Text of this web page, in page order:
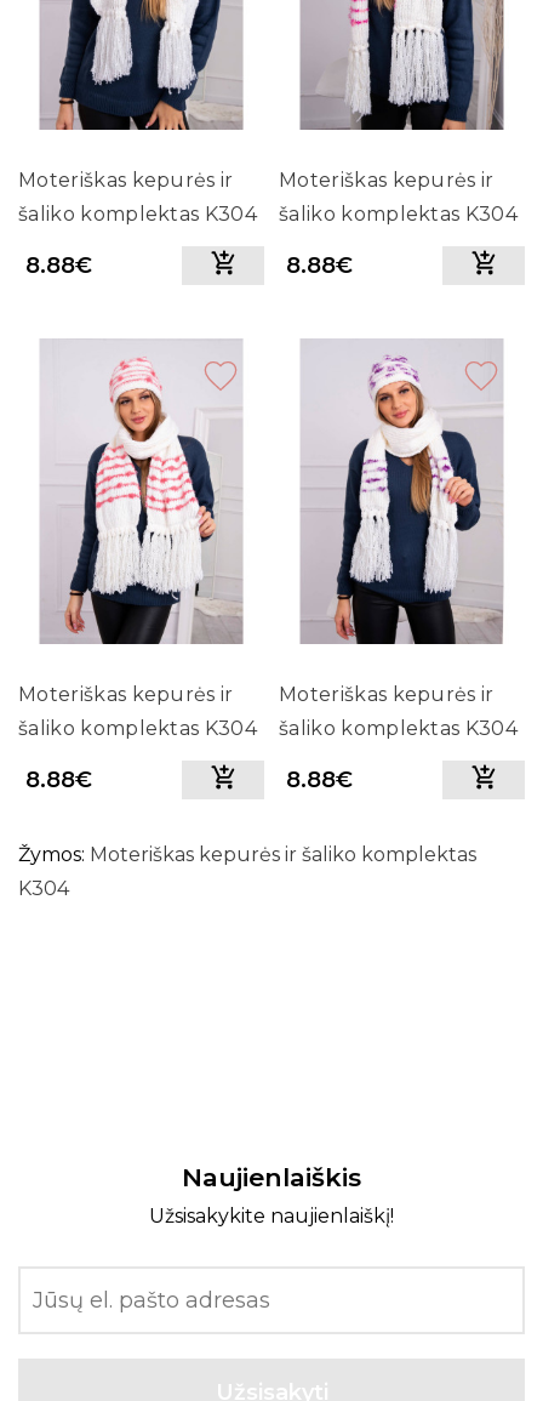
Moteriškas kepurės ir
šaliko komplektas K304
8.88€
Moteriškas kepurės ir
šaliko komplektas K304
8.88€
Moteriškas kepurės ir
šaliko komplektas K304
8.88€
Moteriškas kepurės ir
šaliko komplektas K304
8.88€
Žymos: Moteriškas kepurės ir šaliko komplektas
K304
Naujienlaiškis
Užsisakykite naujienlaiškį!